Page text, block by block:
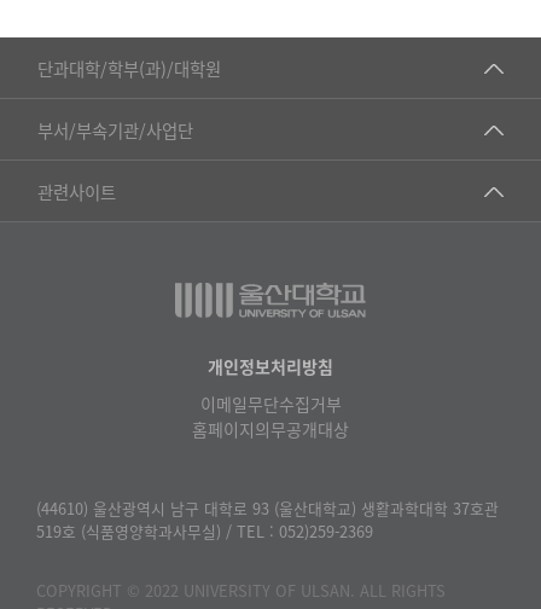
단과대학/학부(과)/대학원
■인문대학
▷국어국문학부
▷일본어·일본학과
▷프랑스어·프랑스학과
▷사회과학부
부서/부속기관/사업단
공동기기센터
공학교육혁신센터
물리BK 미래혁신응집물질물리인재교육연구단
미래기술혁신융합형인재양성센터
반구대암각화유적보존연구소
관련사이트
건강가정지원센터
교수협의회
온라인 기술거래 플랫폼
울산대학교 총동문회
캠퍼스안전관리
개인정보처리방침
이메일무단수집거부
홈페이지의무공개대상
(44610) 울산광역시 남구 대학로 93 (울산대학교) 생활과학대학 37호관
519호 (식품영양학과사무실) / TEL : 052)259-2369
COPYRIGHT © 2022 UNIVERSITY OF ULSAN. ALL RIGHTS